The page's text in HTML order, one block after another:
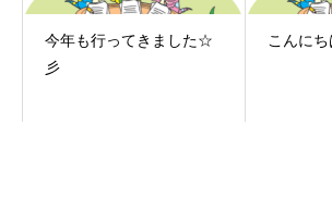
今年も行ってきました☆
彡
こんにち